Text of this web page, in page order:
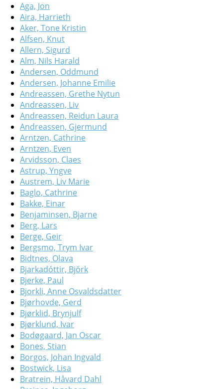
Aga, Jon
Aira, Harrieth
Aker, Tone Kristin
Alfsen, Knut
Allern, Sigurd
Alm, Nils Harald
Andersen, Oddmund
Andersen, Johanne Emilie
Andreassen, Grethe Nytun
Andreassen, Liv
Andreassen, Reidun Laura
Andreassen, Gjermund
Arntzen, Cathrine
Arntzen, Even
Arvidsson, Claes
Astrup, Yngve
Austrem, Liv Marie
Baglo, Cathrine
Bakke, Einar
Benjaminsen, Bjarne
Berg, Lars
Berge, Geir
Bergsmo, Trym Ivar
Bidtnes, Olava
Bjarkadóttir, Björk
Bjerke, Paul
Bjorkli, Anne Osvaldsdatter
Bjørhovde, Gerd
Bjørklid, Brynjulf
Bjørklund, Ivar
Bodøgaard, Jan Oscar
Bones, Stian
Borgos, Johan Ingvald
Bostwick, Lisa
Bratrein, Håvard Dahl